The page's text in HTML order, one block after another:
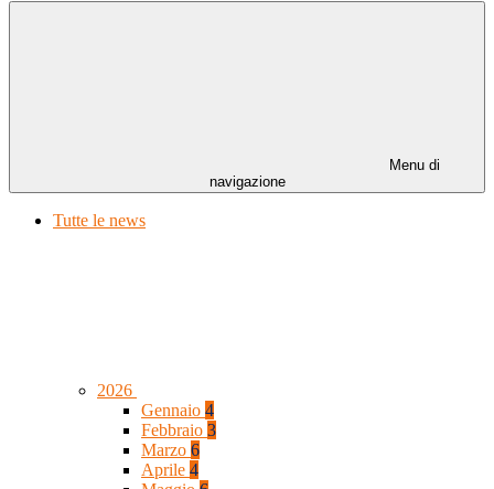
Menu di
navigazione
Tutte le news
2026
Gennaio 4
Febbraio 3
Marzo 6
Aprile 4